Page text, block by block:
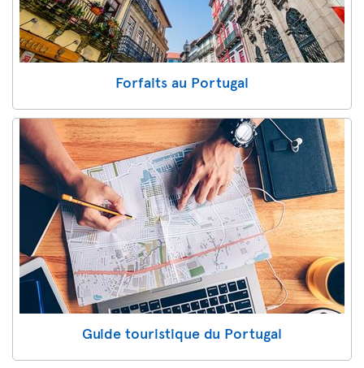
Forfaits au Portugal
Guide touristique du Portugal